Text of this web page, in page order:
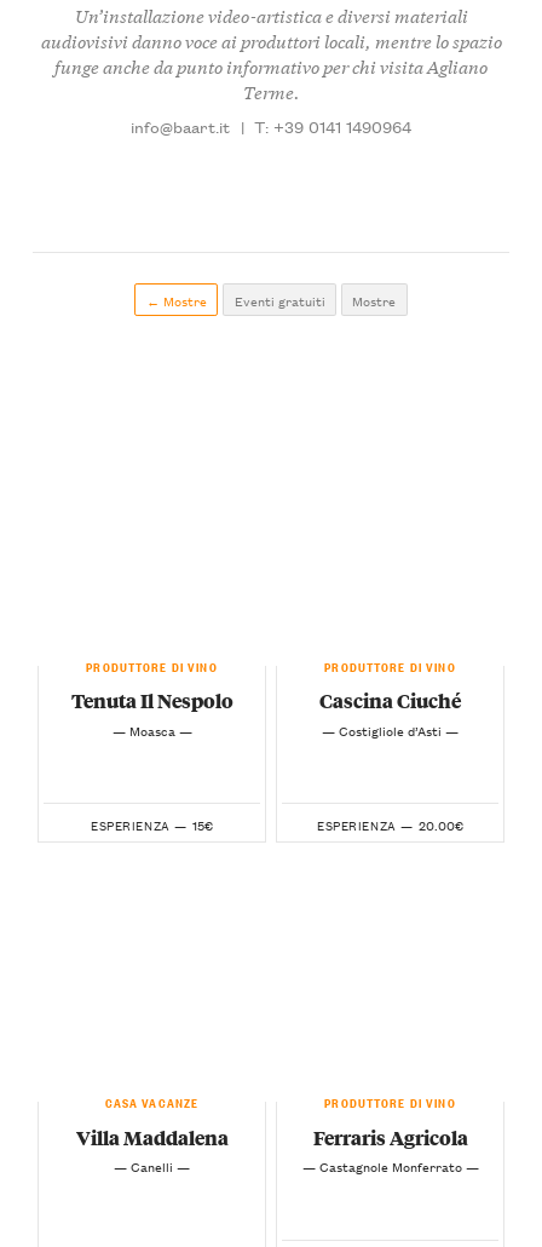
Un’installazione video-artistica e diversi materiali
audiovisivi danno voce ai produttori locali, mentre lo spazio
funge anche da punto informativo per chi visita Agliano
Terme.
info@baart.it | T: +39 0141 1490964
← Mostre Eventi gratuiti Mostre
PRODUTTORE DI VINO
Tenuta Il Nespolo
— Moasca —
ESPERIENZA — 15€
PRODUTTORE DI VINO
Cascina Ciuché
— Costigliole d’Asti —
ESPERIENZA — 20.00€
CASA VACANZE
Villa Maddalena
— Canelli —
PRODUTTORE DI VINO
Ferraris Agricola
— Castagnole Monferrato —